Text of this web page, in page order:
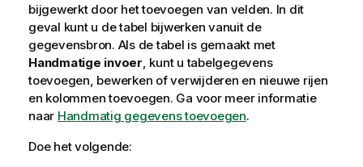
bijgewerkt door het toevoegen van velden. In dit
geval kunt u de tabel bijwerken vanuit de
gegevensbron. Als de tabel is gemaakt met
Handmatige invoer , kunt u tabelgegevens
toevoegen, bewerken of verwijderen en nieuwe rijen
en kolommen toevoegen. Ga voor meer informatie
naar Handmatig gegevens toevoegen.
Doe het volgende: